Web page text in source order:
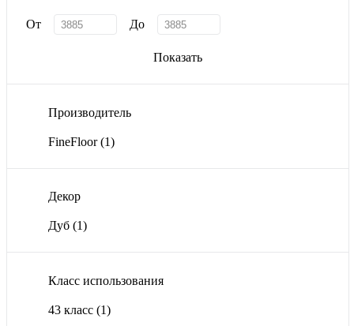
От До
Показать
Производитель
FineFloor(1)
Декор
Дуб (1)
Класс использования
43 класс (1)